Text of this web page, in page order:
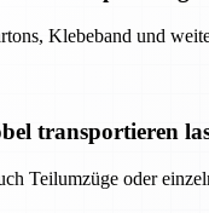
Klebeband und
transportieren
Teilumzüge oder